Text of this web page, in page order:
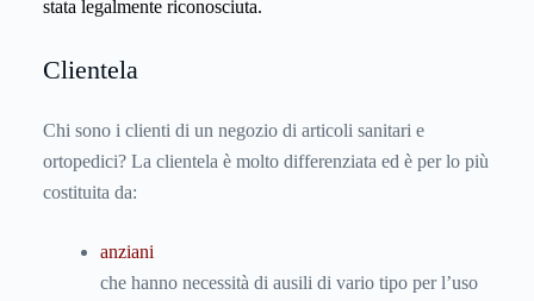
stata legalmente riconosciuta.
Clientela
Chi sono i clienti di un negozio di articoli sanitari e
ortopedici? La clientela è molto differenziata ed è per lo più
costituita da:
anziani
che hanno necessità di ausili di vario tipo per l’uso